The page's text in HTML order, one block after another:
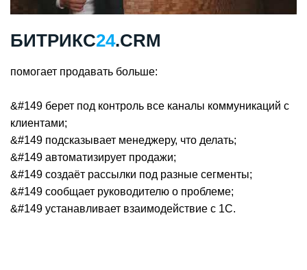
БИТРИКС24.CRM
помогает продавать больше:
&#149 берет под контроль все каналы коммуникаций с
клиентами;
&#149 подсказывает менеджеру, что делать;
&#149 автоматизирует продажи;
&#149 создаёт рассылки под разные сегменты;
&#149 сообщает руководителю о проблеме;
&#149 устанавливает взаимодействие с 1С.